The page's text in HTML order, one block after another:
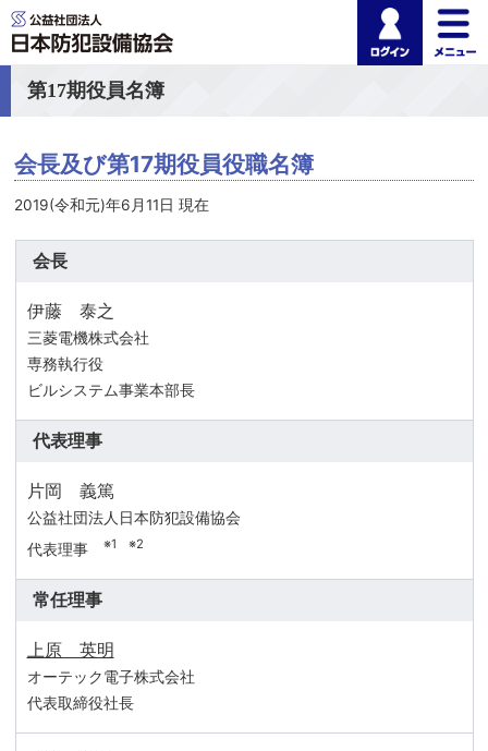
公益社団法人 日本
ログイ
第17期役員名簿
会長及び第17期役員役職名簿
2019(令和元)年6月11日 現在
会長
伊藤 泰之
三菱電機株式会社
専務執行役
ビルシステム事業本部長
代表理事
片岡 義篤
公益社団法人日本防犯設備協会
代表理事
※1 ※2
常任理事
上原 英明
オーテック電子株式会社
代表取締役社長